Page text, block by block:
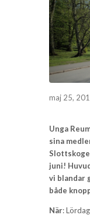
maj 25,
Unga
sina
juni!
vi blandar
både
När: